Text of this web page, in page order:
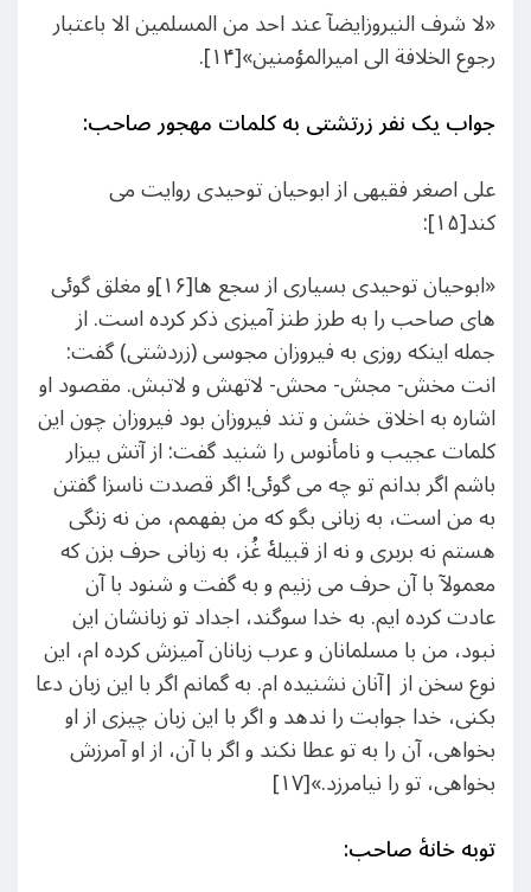
«لا شرف النیروزایضآ عند احد من المسلمین الا باعتبار
رجوع الخلافة الی امیرالمؤمنین»[۱۴].
جواب یک نفر زرتشتی به کلمات مهجور صاحب:
علی اصغر فقیهی از ابوحیان توحیدی روایت می
کند[۱۵]:
«ابوحیان توحیدی بسیاری از سجع ها[۱۶]و مغلق گوئی
های صاحب را به طرز طنز آمیزی ذکر کرده است. از
جمله اینکه روزی به فیروزان مجوسی (زردشتی) گفت:
انت مخش- مجش- محش- لاتهش و لاتبش. مقصود او
اشاره به اخلاق خشن و تند فیروزان بود فیروزان چون این
کلمات عجیب و نامأنوس را شنید گفت: از آتش بیزار
باشم اگر بدانم تو چه می گوئی! اگر قصدت ناسزا گفتن
به من است، به زبانی بگو که من بفهمم، من نه زنگی
هستم نه بربری و نه از قبیلۀ غُز، به زبانی حرف بزن که
معمولآ با آن حرف می زنیم و به گفت و شنود با آن
عادت کرده ایم. به خدا سوگند، اجداد تو زبانشان این
نبود، من با مسلمانان و عرب زبانان آمیزش کرده ام، این
نوع سخن از |آنان نشنیده ام. به گمانم اگر با این زبان دعا
بکنی، خدا جوابت را ندهد و اگر با این زبان چیزی از او
بخواهی، آن را به تو عطا نکند و اگر با آن، از او آمرزش
بخواهی، تو را نیامرزد.»[۱۷]
توبه خانۀ صاحب: